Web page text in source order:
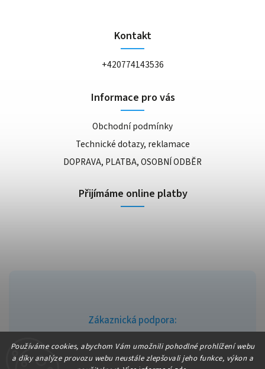
Používáme cookies, abychom Vám umožnili pohodlné prohlížení webu
a díky analýze provozu webu neustále zlepšovali jeho funkce, výkon a
Zákaznická podpora:
info@fajndrogerie.cz
Kontakt
+420774143536
Informace pro vás
Obchodní podmínky
Technické dotazy, reklamace
DOPRAVA, PLATBA, OSOBNÍ ODBĚR
Přijímáme online platby